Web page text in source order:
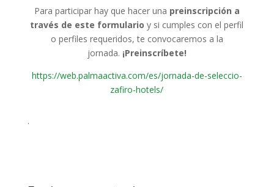
Para participar hay que hacer una preinscripción a
través de este formulario y si cumples con el perfil
o perfiles requeridos, te convocaremos a la
jornada. ¡Preinscríbete!
https://web.palmaactiva.com/es/jornada-de-seleccio-
zafiro-hotels/
.